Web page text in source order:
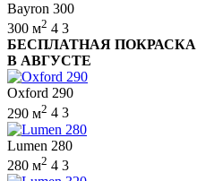
Bayron 300
300 м2 4 3
БЕСПЛАТНАЯ ПОКРАСКА
В АВГУСТЕ
Oxford 290
290 м2 4 3
Lumen 280
280 м2 4 3